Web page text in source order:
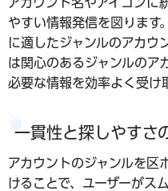
アカウント名やアイコンに
やすい情報発信を図りま
に適したジャンルのアカウ
は関心のあるジャンルのア
必要な情報を効率よく受け
一貫性と探しやすさ
アカウントのジャンルを区
けることで、ユーザーがス